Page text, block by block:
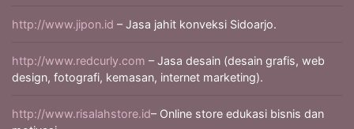
http://www.jipon.id – Jasa jahit konveksi Sidoarjo.
http://www.redcurly.com – Jasa desain (desain grafis, web
design, fotografi, kemasan, internet marketing).
http://www.risalahstore.id– Online store edukasi bisnis dan